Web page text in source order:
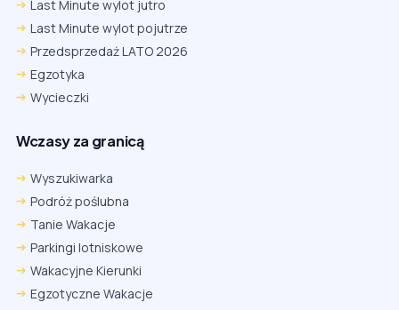
Last Minute wylot jutro
Last Minute wylot pojutrze
Przedsprzedaż LATO 2026
Egzotyka
Wycieczki
Wczasy za granicą
Wyszukiwarka
Podróż poślubna
Tanie Wakacje
Parkingi lotniskowe
Wakacyjne Kierunki
Egzotyczne Wakacje